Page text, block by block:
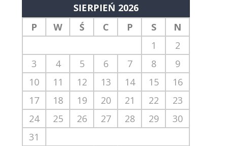
SIERPIEŃ 2026
P
W Ś C P S N
1
2
3
4 5 6 7 8
9
10
11 12 13 14 15
16
17
18 19 20 21 22
23
24
25 26 27 28 29
30
31